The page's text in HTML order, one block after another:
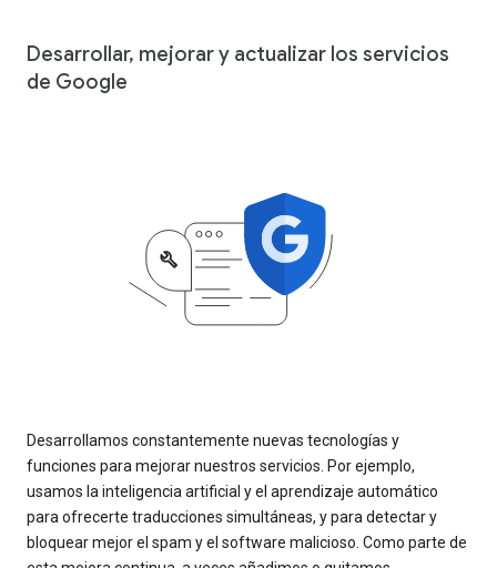
Desarrollar, mejorar y actualizar los servicios
de Google
Desarrollamos constantemente nuevas tecnologías y
funciones para mejorar nuestros servicios. Por ejemplo,
usamos la inteligencia artificial y el aprendizaje automático
para ofrecerte traducciones simultáneas, y para detectar y
bloquear mejor el spam y el software malicioso. Como parte de